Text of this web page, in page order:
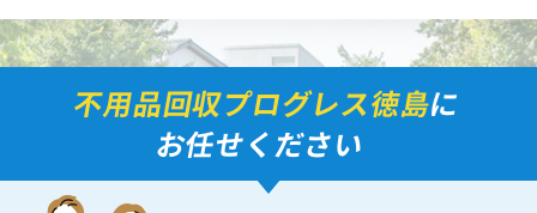
不用品回収プログレス徳島に
お任せください